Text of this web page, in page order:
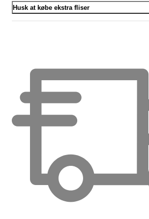
Husk at købe ekstra fliser